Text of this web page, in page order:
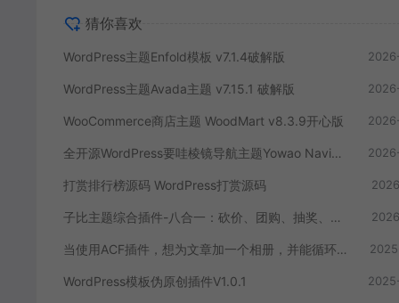
猜你喜欢
WordPress主题Enfold模板 v7.1.4破解版
WordPress主题Avada主题 v7.15.1 破解版
WooCommerce商店主题 WoodMart v8.3.9开心版
全开源WordPress要哇棱镜导航主题Yowao Navigation Pro
打赏排行榜源码 WordPress打赏源码
子比主题综合插件-八合一：砍价、团购、抽奖、统计、工单等
当使用ACF插件，想为文章加一个相册，并能循环调用时需要怎么操作
WordPress模板伪原创插件V1.0.1